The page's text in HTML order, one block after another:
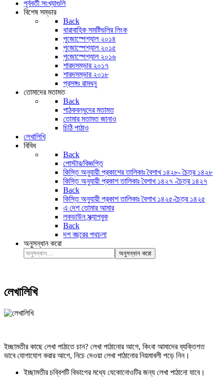
পূর্ববর্তী সংখ্যাগুলি
বিশেষ সম্ভার
Back
ধারাবাহিক সমষ্টিগুলির লিংক
পুজোস্পেশ্যাল ২০১৪
পুজোস্পেশ্যাল ২০১৫
পুজোস্পেশ্যাল ২০১৬
শারদসম্ভার ২০১৭
শারদসম্ভার ২০১৮
প্রসঙ্গঃ রামধনু
তোমাদের মতামত
Back
পাঠকবন্ধুদের মতামত
তোমার মতামত জানাও
চিঠি পাঠাও
লেখালিখি
বিবিধ
Back
পোস্টার/বিজ্ঞপ্তি
কিস্তি অনুযায়ী প্রকাশের তালিকাঃ বৈশাখ ১৪২৮- চৈত্র ১৪২৮
কিস্তি অনুযায়ী প্রকাশ তালিকাঃ বৈশাখ ১৪২৭ -চৈত্র ১৪২৭
Back
কিস্তি অনুযায়ী প্রকাশ তালিকাঃ বৈশাখ ১৪২৫-চৈত্র ১৪২৫
এ দেশ তোমার আমার
লকডাউন স্ক্র্যাপবুক
Back
দশ বছরের পথচলা
অনুসন্ধান করো
অনুসন্ধান করো
লেখালিখি
ইচ্ছামতীর কাছে লেখা পাঠাতে চান? লেখা পাঠানোর আগে, কিংবা আমাদের ব্যক্তিগত
ভাবে যোগাযোগ করার আগে, নিচে দেওয়া লেখা পাঠানোর নিয়মাবলী পড়ে নিন।
ইচ্ছামতীর চব্বিশটি বিভাগের মধ্যে যেকোনোওটির জন্য লেখা পাঠানো যাবে।